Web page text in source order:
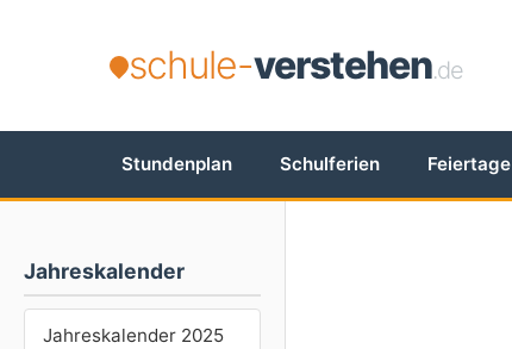
schule-verstehen.de
Stundenplan Schulferien Feiertage
Jahreskalender
Jahreskalender 2025